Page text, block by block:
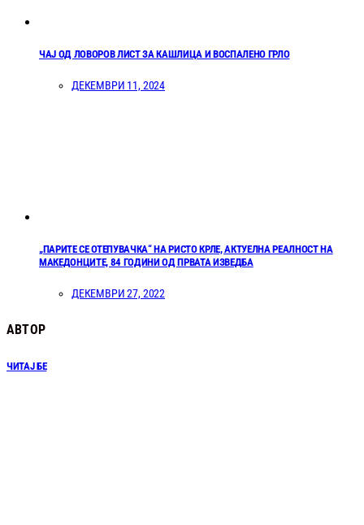
ЧАЈ ОД ЛОВОРОВ ЛИСТ ЗА КАШЛИЦА И ВОСПАЛЕНО ГРЛО
ДЕКЕМВРИ 11, 2024
„ПАРИТЕ СЕ ОТЕПУВАЧКА“ НА РИСТО КРЛЕ, АКТУЕЛНА РЕАЛНОСТ НА
МАКЕДОНЦИТЕ, 84 ГОДИНИ ОД ПРВАТА ИЗВЕДБА
ДЕКЕМВРИ 27, 2022
АВТОР
ЧИТАЈ БЕ